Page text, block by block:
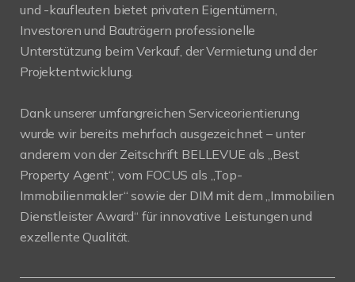
und -kaufleuten bietet privaten Eigentümern,
Investoren und Bauträgern professionelle
Unterstützung beim Verkauf, der Vermietung und der
Projektentwicklung.
Dank unserer umfangreichen Serviceorientierung
wurde wir bereits mehrfach ausgezeichnet – unter
anderem von der Zeitschrift BELLEVUE als „Best
Property Agent“, vom FOCUS als „Top-
Immobilienmakler“ sowie der DIM mit dem „Immobilien
Dienstleister Award“ für innovative Leistungen und
exzellente Qualität.